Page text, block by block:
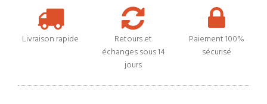
Livraison rapide
Retours et
échanges sous 14
jours
Paiement 100%
sécurisé